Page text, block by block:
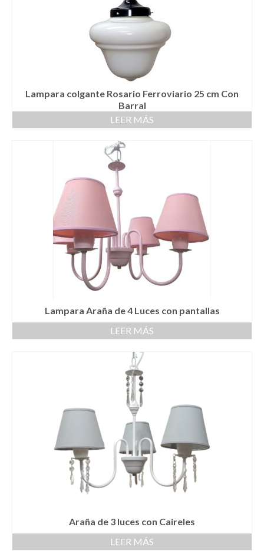
Lampara colgante Rosario Ferroviario 25 cm Con
Barral
LEER MÁS
Lampara Araña de 4 Luces con pantallas
LEER MÁS
Araña de 3 luces con Caireles
LEER MÁS